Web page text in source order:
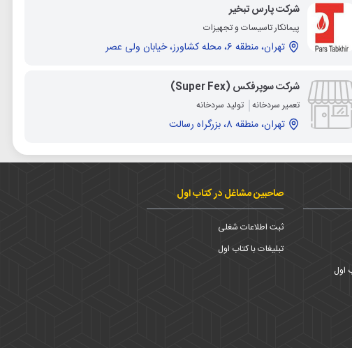
شرکت پارس تبخیر
پیمانکار تاسیسات و تجهیزات
تهران، منطقه 6، محله کشاورز، خیابان ولی عصر
شرکت سوپرفکس (Super Fex)
تعمیر سردخانه تولید سردخانه
تهران، منطقه 8، بزرگراه رسالت
اول
صاحبین مشاغل در کتاب اول
ثبت اطلاعات شغلی
تبلیغات با کتاب اول